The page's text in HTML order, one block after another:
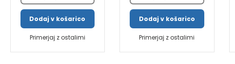
Dodaj v košarico
Primerjaj z ostalimi
Dodaj v košarico
Primerjaj z ostalimi